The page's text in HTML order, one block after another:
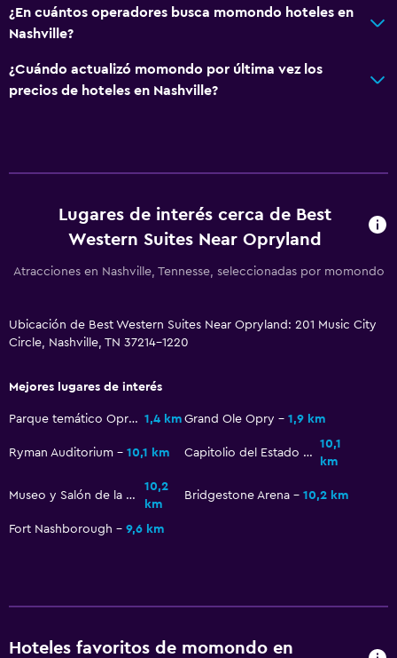
TV por cable o vía satélite
Sala de estar/TV compartida
Accesibilidad y adecuación
Lavandería
Plancha y tabla de planchar
Fax/fotocopiadora
Posibilidad de habitaciones conectadas
¿En cuántos operadores busca momondo hoteles en
Nashville?
¿Cuándo actualizó momondo por última vez los
precios de hoteles en Nashville?
Lugares de interés cerca de Best
Western Suites Near Opryland
Atracciones en Nashville, Tennesse, seleccionadas por momondo
Ubicación de Best Western Suites Near Opryland: 201 Music City
Circle, Nashville, TN 37214-1220
Mejores lugares de interés
Parque temático Opryland 1,4 km Grand Ole Opry 1,9 km
Ryman Auditorium 10,1 km Capitolio del Estado de Tennessee
10,1
km
Museo y Salón de la Fama del Country
10,2
km
Bridgestone Arena 10,2 km
Fort Nashborough 9,6 km
Hoteles favoritos de momondo en